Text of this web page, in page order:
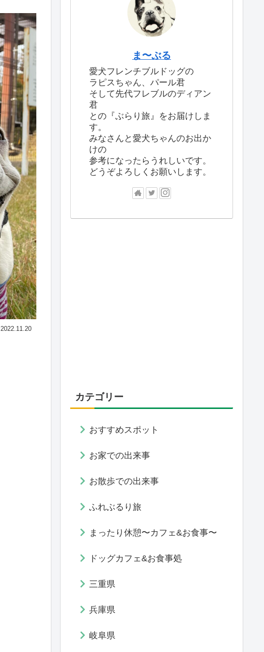
2022.11.20
ま〜ぶる
愛犬フレンチブルドッグの
ラピスちゃん、パール君
そして先代フレブルのディアン
君
との『ぶらり旅』をお届けしま
す。
みなさんと愛犬ちゃんのお出か
けの
参考になったらうれしいです。
どうぞよろしくお願いします。
カテゴリー
おすすめスポット
お家での出来事
お散歩での出来事
ふれぶるり旅
まったり休憩〜カフェ&お食事〜
ドッグカフェ&お食事処
三重県
兵庫県
岐阜県